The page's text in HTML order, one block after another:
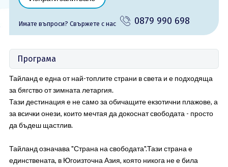
Имате въпроси? Cвържете с нас 0879 990 698
Програма
Тайланд е една от най-топлите страни в света и е подходяща
за бягство от зимната летаргия.
Тази дестинация е не само за обичащите екзотични плажове, а
за всички онези, които мечтая да докоснат свободата - просто
да бъдеш щастлив.
Тайланд означава "Страна на свободата".Тази страна е
единствената, в Югоизточна Азия, която никога не е била